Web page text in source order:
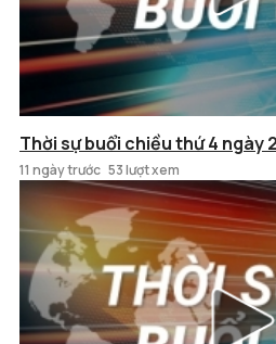
Thời sự buổi chiều thứ 4 ngày
11 ngày trước 53 lượt xem